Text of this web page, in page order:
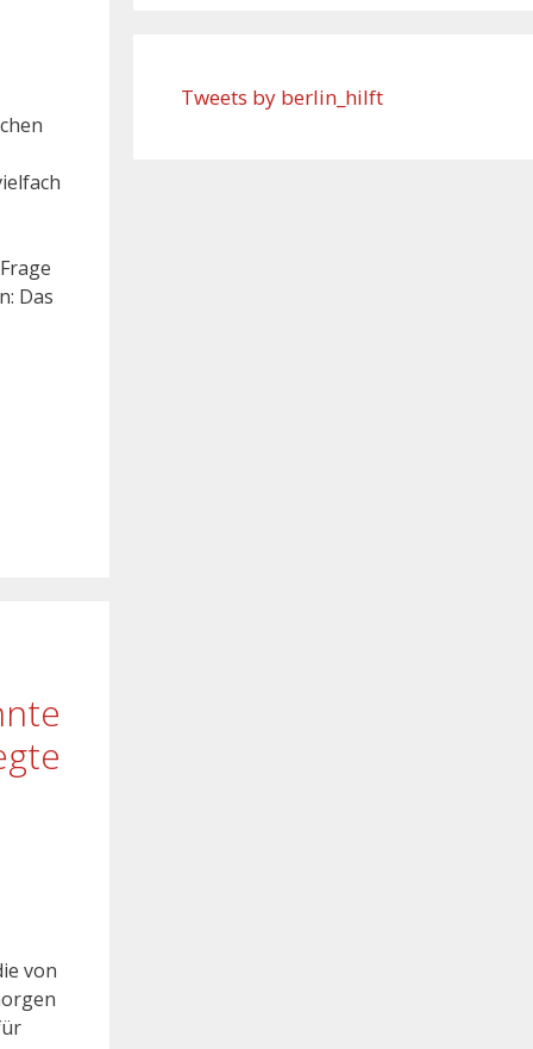
Das
von
Tweets by berlin_hilft